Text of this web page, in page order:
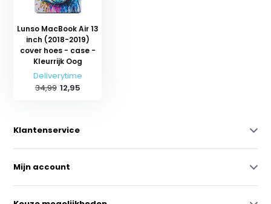
Lunso MacBook Air 13
inch (2018-2019)
cover hoes - case -
Kleurrijk Oog
Deliverytime
34,99 12,95
Klantenservice
Mijn account